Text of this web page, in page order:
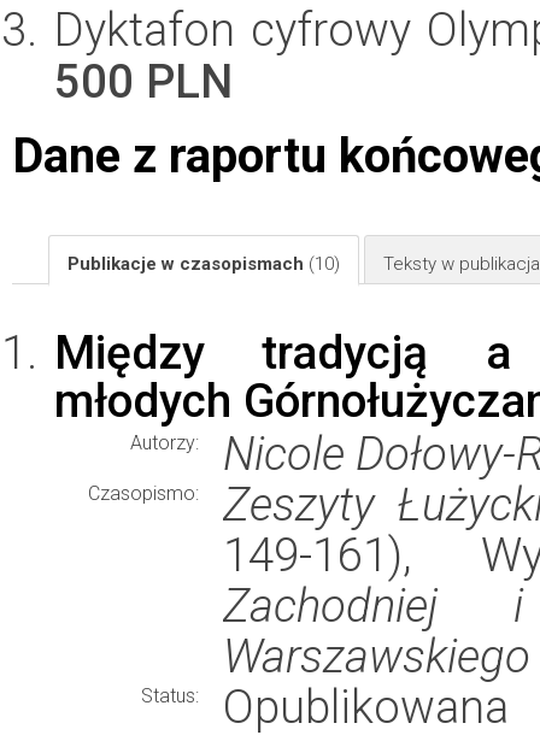
Dyktafon cyfrowy
500 PLN
Dane z raportu
Publikacje w czasopismach (10) Teksty w
Między tradycją a
młodych
Autorzy: Nicole Dołowy-
Czasopismo:
Zeszyty
149-161),
Zachodniej i
Warszawskiego
Status:
Opublikowana